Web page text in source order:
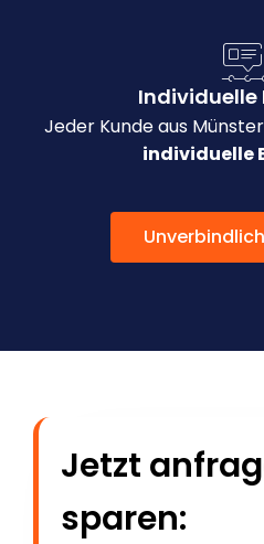
Individuelle
Jeder Kunde aus
individuelle
Jetzt
sparen: